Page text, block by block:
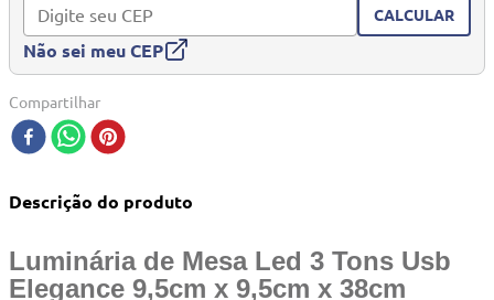
CALCULAR
Não sei meu CEP
Compartilhar
Descrição do produto
Luminária de Mesa Led 3 Tons Usb
Elegance 9,5cm x 9,5cm x 38cm